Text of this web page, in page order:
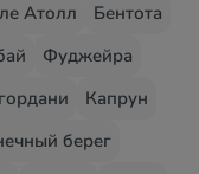
Атолл
Бентота
Фуджейра
Капрун
берег